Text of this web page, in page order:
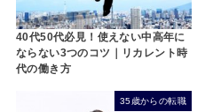
40代50代必見！使えない中高年に
ならない3つのコツ｜リカレント時
代の働き方
35歳からの転職